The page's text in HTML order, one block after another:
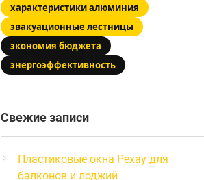
характеристики алюминия
эвакуационные лестницы
экономия бюджета
энергоэффективность
Свежие записи
Пластиковые окна Рехау для
балконов и лоджий